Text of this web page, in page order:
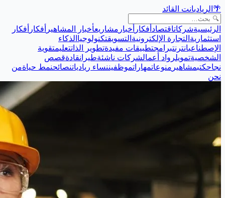
🌴 الرياديانت القائد
الرئيسيةشركاتاقتصاد أفكار أخبار مشاريعأخبار المشاهير أفكار أفكار
استثمارية التجارة الإلكترونية التسويقتكنولوجيا الذكاء
الإصطناعيانترنتبرامجتطبيقات مفيدةتطوير الذاتتعليمتقوية
الشخصيةتمويلرواد أعمالشركات ناشئةطيرانقادةقصص
نجاحكتبمشاهير منوعاتمهاراتموظفيننساء ريادياتنصائحنمط حياةمن
نحن